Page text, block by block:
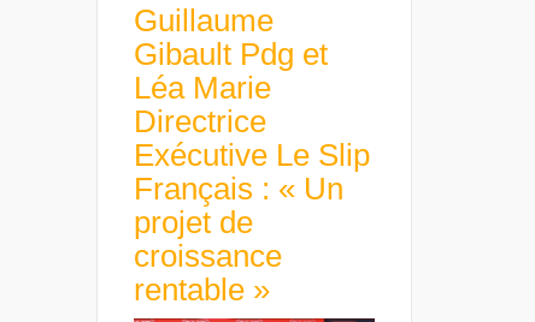
Guillaume
Gibault Pdg et
Léa Marie
Directrice
Exécutive Le Slip
Français : « Un
projet de
croissance
rentable »